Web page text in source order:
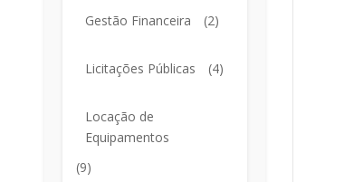
Gestão Financeira (2)
Licitações Públicas (4)
Locação de
Equipamentos
(9)